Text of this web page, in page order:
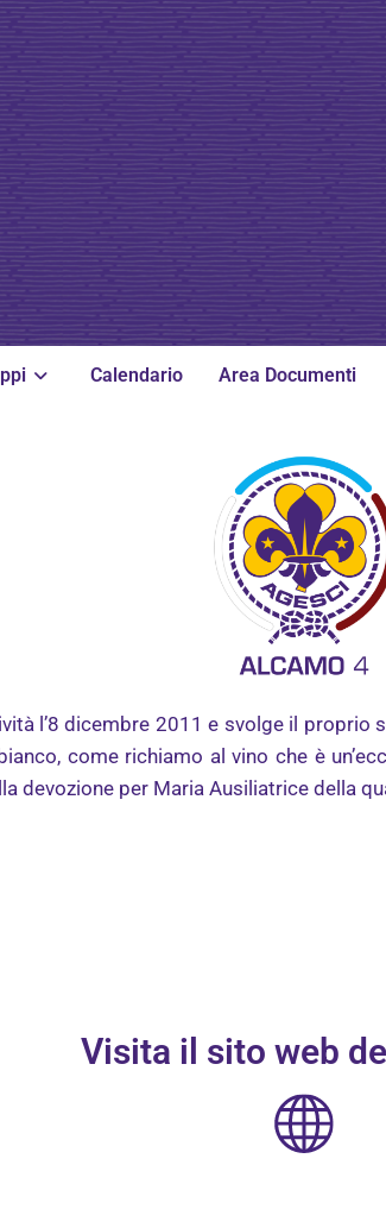
Calendario Area Documenti
l’8 dicembre 2011 e svolge il proprio
come richiamo al vino che è
devozione per Maria Ausiliatrice della
Visita il sito web